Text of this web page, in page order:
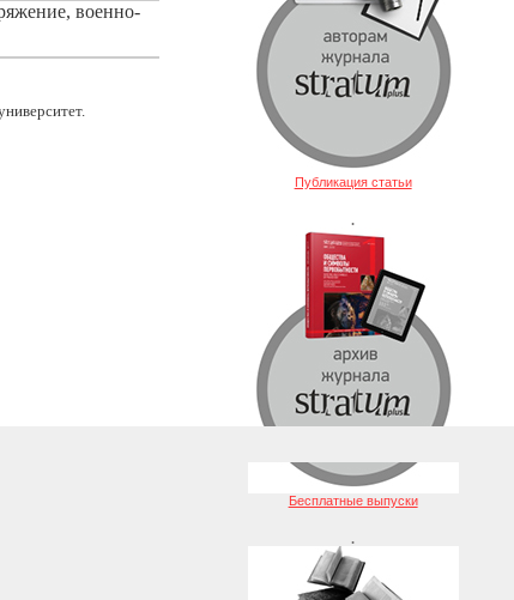
военно-
Публикация статьи
.
Бесплатные выпуски
.